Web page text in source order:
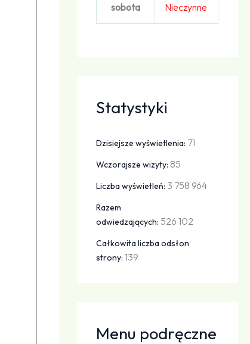
sobota Nieczynne
Statystyki
Dzisiejsze wyświetlenia: 71
Wczorajsze wizyty: 85
Liczba wyświetleń: 3 758 964
Razem
odwiedzających: 526 102
Całkowita liczba odsłon
strony:139
Menu podręczne